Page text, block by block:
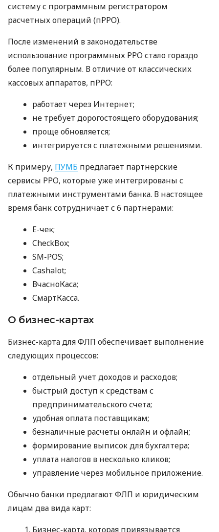
систему с программным регистратором
расчетных операций (пРРО).
После изменений в законодательстве
использование программных РРО стало гораздо
более популярным. В отличие от классических
кассовых аппаратов, пРРО:
работает через Интернет;
не требует дорогостоящего оборудования;
проще обновляется;
интегрируется с платежными решениями.
К примеру, ПУМБ предлагает партнерские
сервисы РРО, которые уже интегрированы с
платежными инструментами банка. В настоящее
время банк сотрудничает с 6 партнерами:
E-чек;
CheckBox;
SM-POS;
Cashalot;
ВчасноКаса;
СмартКасса.
О бизнес-картах
Бизнес-карта для ФЛП обеспечивает выполнение
следующих процессов:
отдельный учет доходов и расходов;
быстрый доступ к средствам с
предпринимательского счета;
удобная оплата поставщикам;
безналичные расчеты онлайн и офлайн;
формирование выписок для бухгалтера;
уплата налогов в несколько кликов;
управление через мобильное приложение.
Обычно банки предлагают ФЛП и юридическим
лицам два вида карт:
Бизнес-карта, которая привязывается